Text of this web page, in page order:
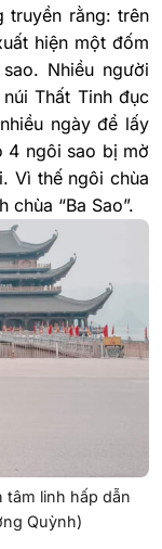
truyền rằng: trên
hiện một đốm
Nhiều người
Thất Tinh đục
ngày để lấy
4 ngôi sao bị mờ
Vì thế ngôi chùa
chùa “Ba Sao”.
tâm linh hấp dẫn
Quỳnh)